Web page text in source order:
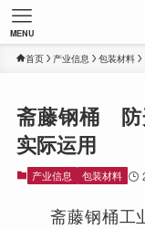
MENU
首页 产业信息 包装材料
斋藤钢桶 防
实际运用
产业信息 包装材料
斋藤钢桶工业